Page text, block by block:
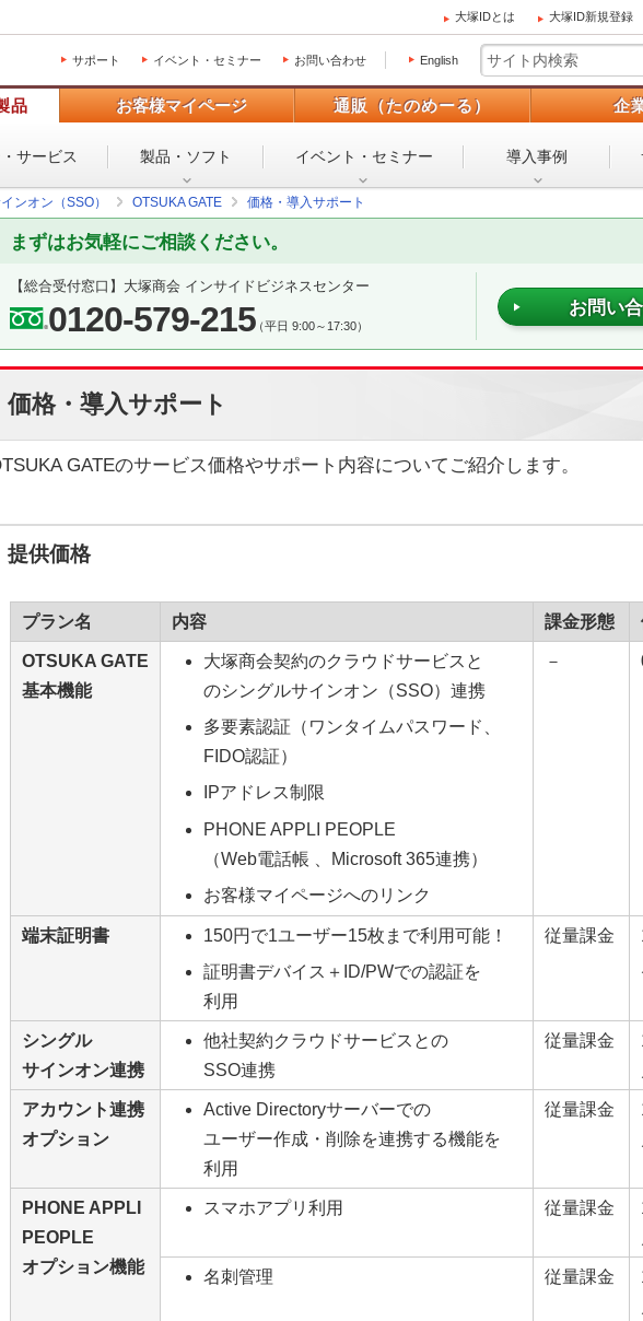
大塚IDとは 大塚ID新規登録
サポート イベント・セミナー お問い合わせ English
品 お客様マイページ 通販（たのめーる） 企
サービス 製品・ソフト イベント・ セミナー 導入事例
ンオン（SSO） OTSUKA GATE 価格・導入サポート
まずはお気軽にご相談ください。
【総合受付窓口】大塚商会 インサイドビジネスセンター
0120-579-215（平日 9:00～17:30）
お問い
価格・導入サポート
GATEのサービス価格やサポート内容についてご紹介します。
提供価格
プラン名 内容 課金形態
OTSUKA GATE
基本機能
大塚商会契約のクラウドサービスと
のシングルサインオン（SSO）連携
多要素認証（ワンタイムパスワード、
FIDO認証）
IPアドレス制限
PHONE APPLI PEOPLE
（Web電話帳 、Microsoft 365連携）
お客様マイページへのリンク
－
端末証明書
150円で1ユーザー15枚まで利用可能！
証明書デバイス＋ID/PWでの認証を
利用
従量課金
シングル
サインオン連携
他社契約クラウドサービスとの
SSO連携
従量課金
アカウント連携
オプション
Active Directoryサーバーでの
ユーザー作成・削除を連携する機能を
利用
従量課金
PHONE APPLI
PEOPLE
オプション機能
スマホアプリ利用 従量課金
名刺管理 従量課金